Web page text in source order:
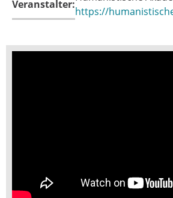
Veranstalter:
https://